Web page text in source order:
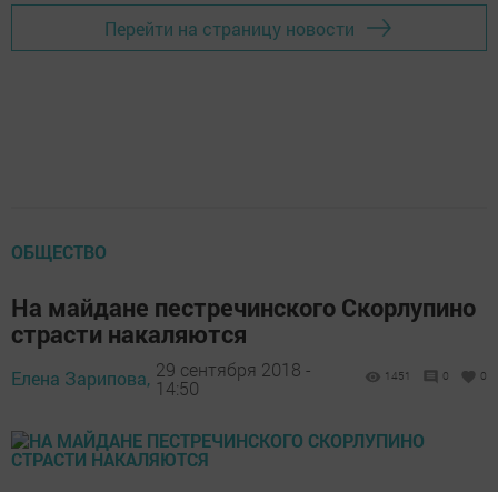
Перейти на страницу новости
ОБЩЕСТВО
На майдане пестречинского Скорлупино
страсти накаляются
Елена Зарипова, 29 сентября 2018 -
14:50
1451 0 0